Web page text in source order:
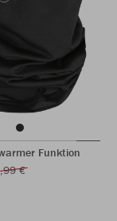
Funktion
€